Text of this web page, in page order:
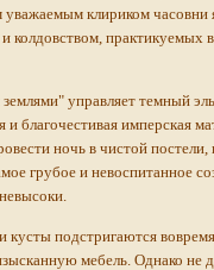
клириком часовни
практикуемых в
управляет темный
благочестивая имперская
ночь в чистой постели,
грубое и невоспитанное
подстригаются
мебель. Однако не